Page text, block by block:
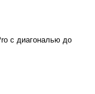
с диагональю до